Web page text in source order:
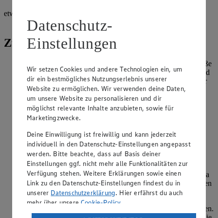
etwas
Lebensmittelfarbe, gelb
Zubereitung
Die gemahlenen Mandeln durch ein Sieb geben. Die Eiweiße
mit dem Salz auf höchster Stufe steif schlagen. Anschließend
nach und nach gesiebten Puderzucker zugeben und zu einer
festen Masse schlagen. Gelb einfärben und Mandeln
unterheben.
Backblech mit einer Silikonmatte belegen, diese leicht mit
Backspray fetten. Alternativ Backpapier verwenden.
Baisermasse in einen Spritzbeutel mit Lochtülle Nr. 8 füllen
und 60 kleine Kreise aufspritzen.
Bei 80 Grad Ober-/Unterhitze (Umluft 60 Grad) im
vorgeheizten Backofen auf der mittleren Einschubleiste etwa
25-30 Minuten backen. Aus dem Ofen nehmen und abkühlen
lassen. Von der Matte lösen.
Für die Creme das Marzipan auf der Rohkostreibe fein reiben.
Datenschutz-
Einstellungen
Wir setzen Cookies und andere Technologien ein, um
dir ein bestmögliches Nutzungserlebnis unserer
Website zu ermöglichen. Wir verwenden deine Daten,
um unsere Website zu personalisieren und dir
möglichst relevante Inhalte anzubieten, sowie für
Marketingzwecke.
Deine Einwilligung ist freiwillig und kann jederzeit
individuell in den Datenschutz-Einstellungen angepasst
werden. Bitte beachte, dass auf Basis deiner
Einstellungen ggf. nicht mehr alle Funktionalitäten zur
Verfügung stehen. Weitere Erklärungen sowie einen
Link zu den Datenschutz-Einstellungen findest du in
unserer Datenschutzerklärung. Hier erfährst du auch
mehr über unsereCookie-Policy.